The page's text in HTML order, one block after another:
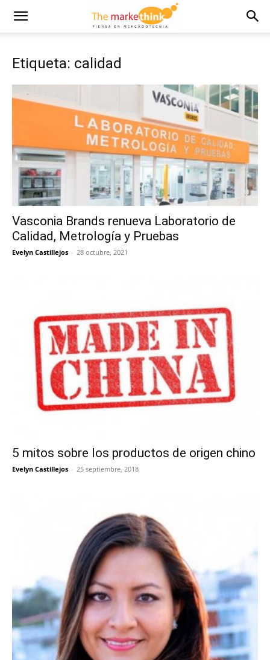
Etiqueta: calidad
Vasconia Brands renueva Laboratorio de
Calidad, Metrología y Pruebas
Evelyn Castillejos - 28 octubre, 2021
5 mitos sobre los productos de origen chino
Evelyn Castillejos - 25 septiembre, 2018